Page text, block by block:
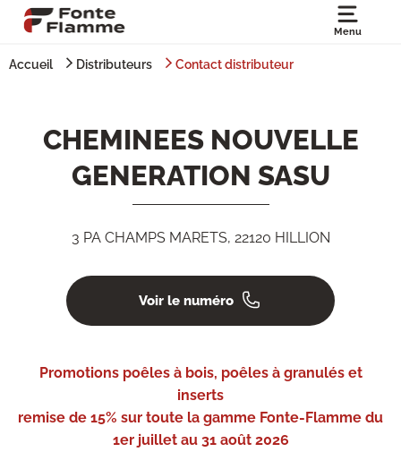
Menu
Accueil Distributeurs Contact distributeur
CHEMINEES NOUVELLE
GENERATION SASU
3 PA CHAMPS MARETS, 22120 HILLION
Voir le numéro
Promotions poêles à bois, poêles à granulés et
inserts
remise de 15% sur toute la gamme Fonte-Flamme du
1er juillet au 31 août 2026